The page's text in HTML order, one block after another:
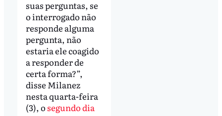
suas perguntas, se
o interrogado não
responde alguma
pergunta, não
estaria ele coagido
a responder de
certa forma?”,
disse Milanez
nesta quarta-feira
(3), o segundo dia